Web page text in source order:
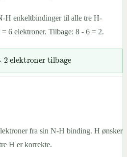
H enkeltbindinger til alle tre H-
6 elektroner. Tilbage: 8 - 6 = 2.
elektroner tilbage
fra sin N-H binding. H ønsker
H er korrekte.